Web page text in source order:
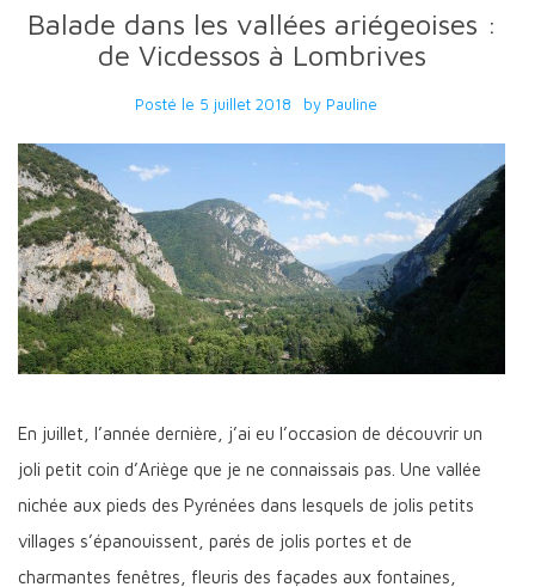
Balade dans les vallées ariégeoises :
de Vicdessos à Lombrives
Posté le 5 juillet 2018 by Pauline
En juillet, l’année dernière, j’ai eu l’occasion de découvrir un
joli petit coin d’Ariège que je ne connaissais pas. Une vallée
nichée aux pieds des Pyrénées dans lesquels de jolis petits
villages s’épanouissent, parés de jolis portes et de
charmantes fenêtres, fleuris des façades aux fontaines,